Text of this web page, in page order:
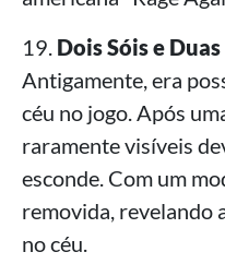
19. Dois Sóis e
Antigamente, era
céu no jogo. Após
raramente visíveis
esconde. Com um
removida, revelando
no céu.